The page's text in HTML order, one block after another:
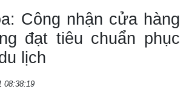
Công nhận cửa hàng
đạt tiêu chuẩn phục
lịch
08:38:19